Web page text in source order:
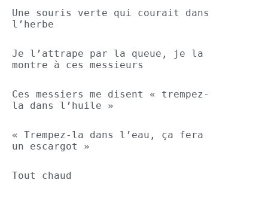
Une souris verte qui courait dans
l’herbe
Je l’attrape par la queue, je la
montre à ces messieurs
Ces messiers me disent « trempez-
la dans l’huile »
« Trempez-la dans l’eau, ça fera
un escargot »
Tout chaud